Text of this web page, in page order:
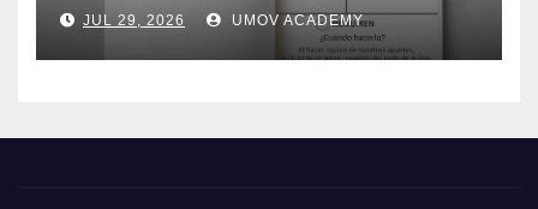
JUL 29, 2026 UMOV ACADEMY